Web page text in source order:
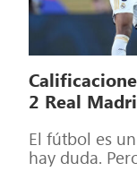
2 Real
El fútbol es
hay duda.